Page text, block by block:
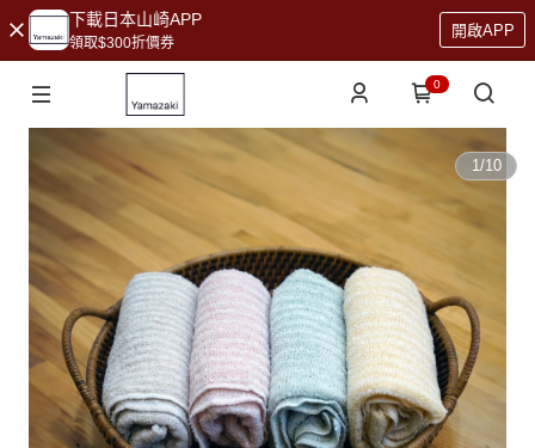
下載日本山崎APP
領取$300折價券
開啟APP
0
1/10